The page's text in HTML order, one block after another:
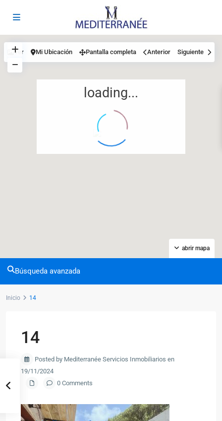
12
loading...
abrir mapa
Ver Mi Ubicación Pantalla completa Anterior Siguiente
Búsqueda avanzada
Inicio 14
14
Posted by Mediterranée Servicios Inmobiliarios en
19/11/2024
0 Comments